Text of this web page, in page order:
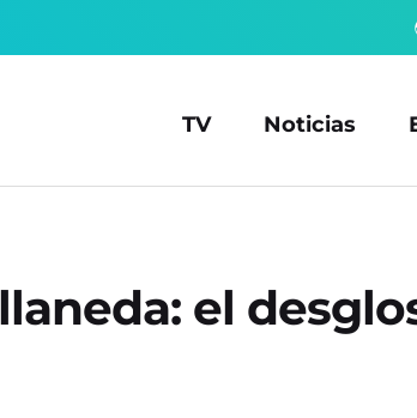
TV Noticias
el